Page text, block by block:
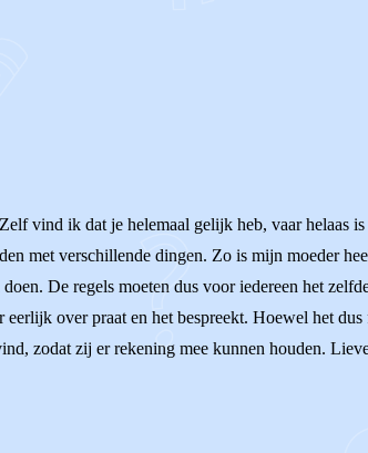
vind ik dat je helemaal gelijk heb, vaar helaas
met verschillende dingen. Zo is mijn moeder
De regels moeten dus voor iedereen het
over praat en het bespreekt. Hoewel het
zodat zij er rekening mee kunnen houden.